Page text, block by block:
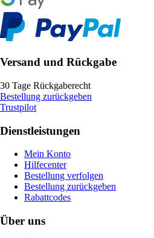
Versand und Rückgabe
30 Tage Rückgaberecht
Bestellung zurückgeben
Trustpilot
Dienstleistungen
Mein Konto
Hilfecenter
Bestellung verfolgen
Bestellung zurückgeben
Rabattcodes
Über uns